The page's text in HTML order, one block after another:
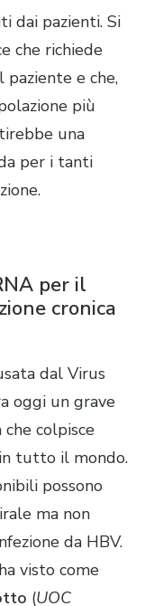
dai pazienti. Si
che richiede
paziente e che,
più
una
per i tanti
per il
cronica
dal Virus
oggi un grave
colpisce
tutto il mondo.
possono
ma non
da HBV.
visto come
(UOC